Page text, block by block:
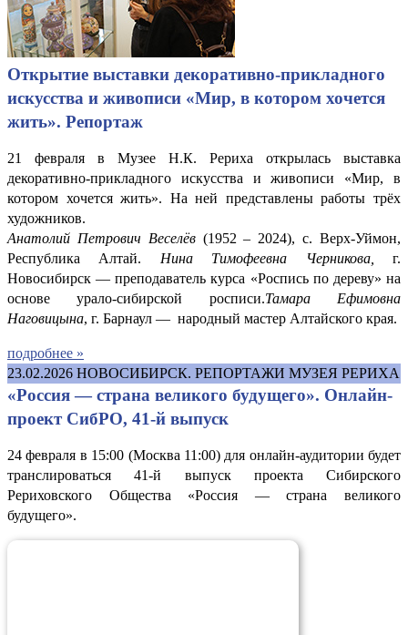
Открытие выставки декоративно-прикладного
искусства и живописи «Мир, в котором хочется
жить». Репортаж
21 февраля в Музее Н.К. Рериха открылась выставка
декоративно-прикладного искусства и живописи «Мир, в
котором хочется жить». На ней представлены работы трёх
художников.
Анатолий Петрович Веселёв(1952 – 2024), с. Верх-Уймон,
Республика Алтай. Нина Тимофеевна Черникова,
г.
Новосибирск — преподаватель курса «Роспись по дереву» на
основе урало-сибирской росписи.Тамара Ефимовна
Наговицына, г. Барнаул — народный мастер Алтайского края.
подробнее »
23.02.2026 НОВОСИБИРСК. РЕПОРТАЖИ МУЗЕЯ РЕРИХА
«Россия — страна великого будущего». Онлайн-
проект СибРО, 41-й выпуск
24 февраля в 15:00 (Москва 11:00) для онлайн-аудитории будет
транслироваться 41-й выпуск проекта Сибирского
Рериховского Общества «Россия — страна великого
будущего».